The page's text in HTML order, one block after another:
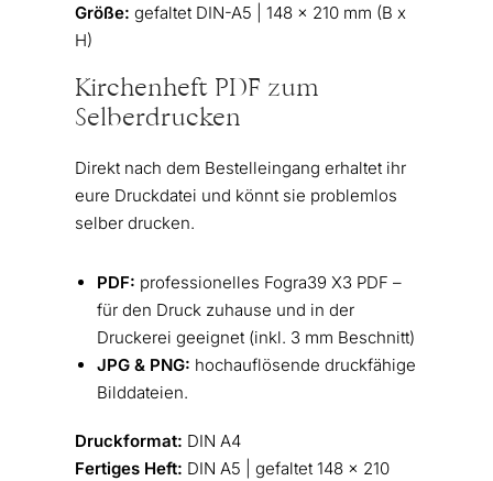
Größe: gefaltet DIN-A5 | 148 x 210 mm (B x
H)
Kirchenheft PDF zum
Selberdrucken
Direkt nach dem Bestelleingang erhaltet ihr
eure Druckdatei und könnt sie problemlos
selber drucken.
PDF: professionelles Fogra39 X3 PDF –
für den Druck zuhause und in der
Druckerei geeignet (inkl. 3 mm Beschnitt)
JPG & PNG: hochauflösende druckfähige
Bilddateien.
Druckformat: DIN A4
Fertiges Heft: DIN A5 | gefaltet 148 x 210